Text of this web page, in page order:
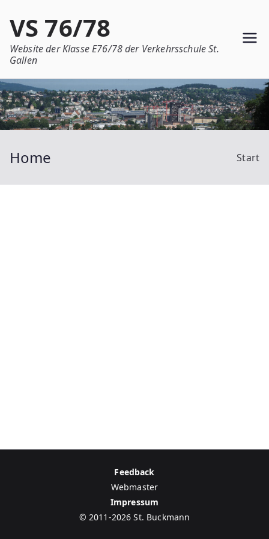
Inhalt
VS 76/78
Website der Klasse E76/78 der Verkehrsschule St.
Gallen
Home Start
Feedback
Webmaster
Impressum
© 2011-2026 St. Buckmann